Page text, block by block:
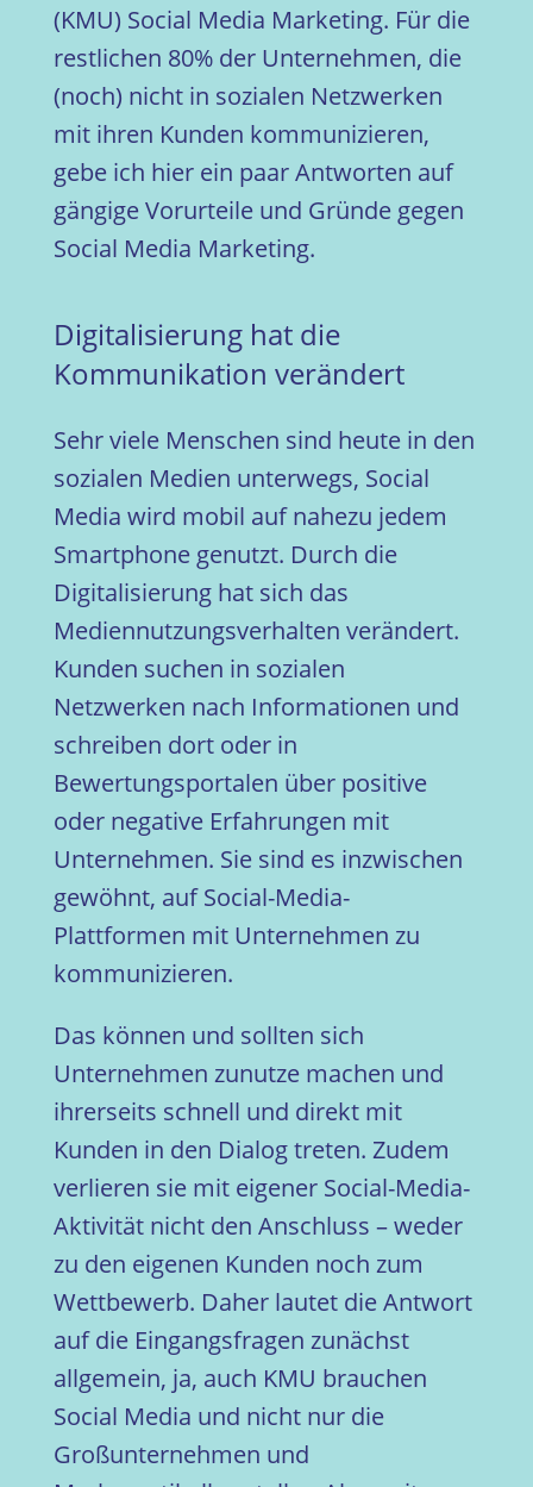
(KMU) Social Media Marketing. Für die
restlichen 80% der Unternehmen, die
(noch) nicht in sozialen Netzwerken
mit ihren Kunden kommunizieren,
gebe ich hier ein paar Antworten auf
gängige Vorurteile und Gründe gegen
Social Media Marketing.
Digitalisierung hat die
Kommunikation verändert
Sehr viele Menschen sind heute in den
sozialen Medien unterwegs, Social
Media wird mobil auf nahezu jedem
Smartphone genutzt. Durch die
Digitalisierung hat sich das
Mediennutzungsverhalten verändert.
Kunden suchen in sozialen
Netzwerken nach Informationen und
schreiben dort oder in
Bewertungsportalen über positive
oder negative Erfahrungen mit
Unternehmen. Sie sind es inzwischen
gewöhnt, auf Social-Media-
Plattformen mit Unternehmen zu
kommunizieren.
Das können und sollten sich
Unternehmen zunutze machen und
ihrerseits schnell und direkt mit
Kunden in den Dialog treten. Zudem
verlieren sie mit eigener Social-Media-
Aktivität nicht den Anschluss – weder
zu den eigenen Kunden noch zum
Wettbewerb. Daher lautet die Antwort
auf die Eingangsfragen zunächst
allgemein, ja, auch KMU brauchen
Social Media und nicht nur die
Großunternehmen und